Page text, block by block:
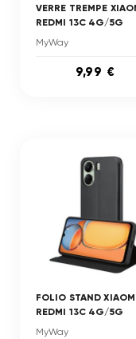
VERRE TREMPE
REDMI 13C 4G/5G
MyWay
9,99 €
FOLIO STAND
REDMI 13C 4G/5G
MyWay